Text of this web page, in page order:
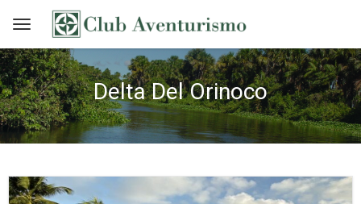
Delta Del Orinoco